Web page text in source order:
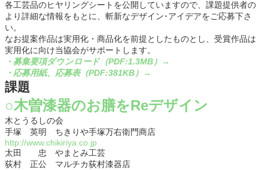
各工芸品のヒヤリングシートを公開していますので、課題提供者の
より詳細な情報をもとに、斬新なデザイン･アイデアをご応募下さ
い。
なお提案作品は実用化・商品化を前提としたものとし、受賞作品は
実用化に向け当協会がサポートします。
・募集要項ダウンロード（PDF:1.3MB）→
・応募用紙、応募表（PDF:381KB）→
課題
○木曽漆器のお膳をReデザイン
木とうるしの会
手塚 英明 ちきりや手塚万右衛門商店
http://www.chikiriya.co.jp
太田 忠 やまとみ工芸
荻村 正公 マルチカ荻村漆器店